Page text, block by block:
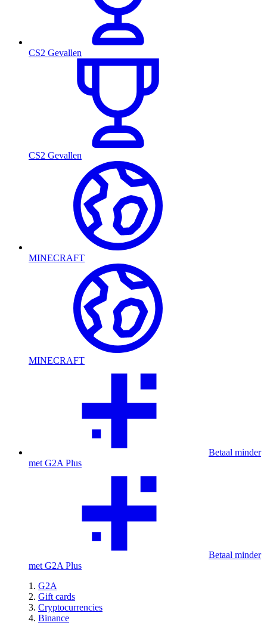
CS2 Gevallen
CS2 Gevallen
MINECRAFT
MINECRAFT
Betaal minder
met G2A Plus
Betaal minder
met G2A Plus
G2A
Gift cards
Cryptocurrencies
Binance